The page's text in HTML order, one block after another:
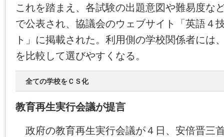
これを踏まえ、各試験の出題意図や難易度な
で公表され、協議会のウェブサイト「英語４
ト」に掲載された。利用側の学校関係者には
を比較して選びやすくなる。
全ての学校をＣＳ化
教育再生実行会議が提言
政府の教育再生実行会議が４日、安倍晋三